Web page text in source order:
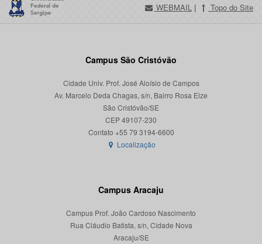
WEBMAIL | Topo do Site
Campus São Cristóvão
Cidade Univ. Prof. José Aloísio de Campos
Av. Marcelo Deda Chagas, s/n, Bairro Rosa Elze
São Cristóvão/SE
CEP 49107-230
Localização
Campus Aracaju
Campus Prof. João Cardoso Nascimento
Rua Cláudio Batista, s/n, Cidade Nova
Aracaju/SE